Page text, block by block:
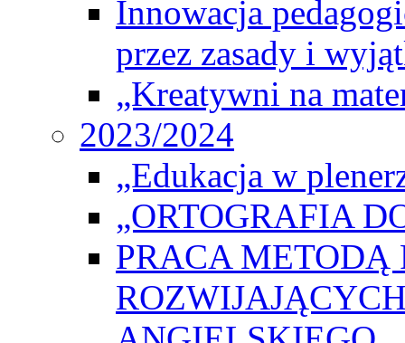
Innowacja
przez zasady i
„Kreatywni na
2023/2024
„Edukacja w
„ORTOGRAFIA
PRACA METODĄ